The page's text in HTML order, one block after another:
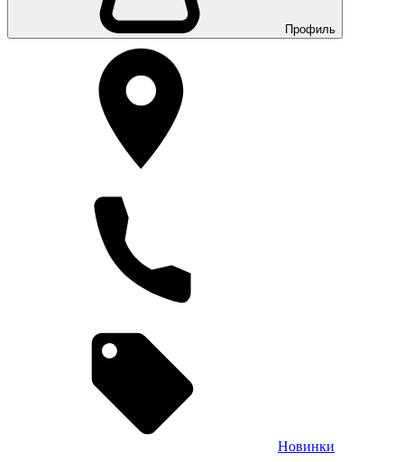
Профиль
Новинки